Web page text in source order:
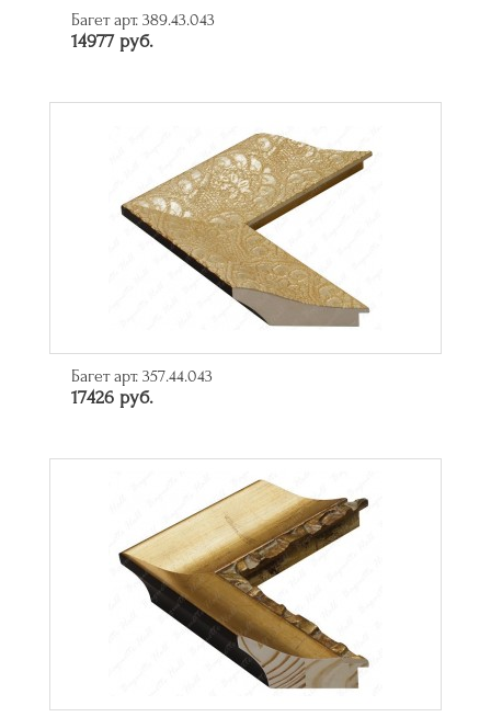
Багет арт. 389.43.043
14977 руб.
Багет арт. 357.44.043
17426 руб.